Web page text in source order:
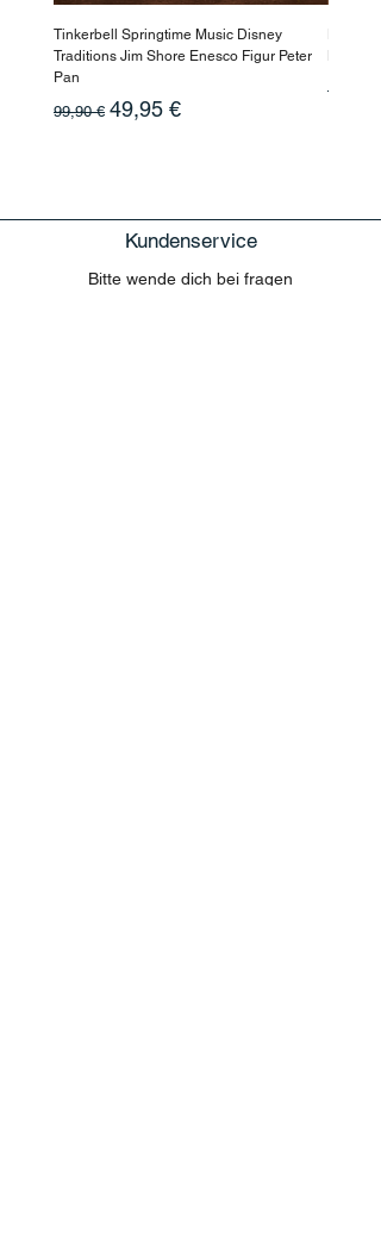
Tinkerbell Springtime Music Disney
Traditions Jim Shore Enesco Figur Peter
Pan
Standardpreis
99,90 € Sale-Preis
49,95 €
10,90 €
Kundenservice
Bitte wende dich bei fragen